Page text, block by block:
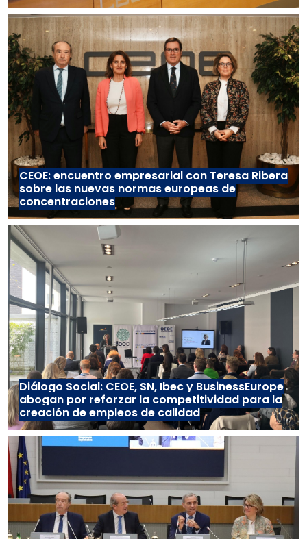
CEOE: encuentro empresarial con Teresa Ribera
sobre las nuevas normas europeas de
concentraciones
Diálogo Social: CEOE, SN, Ibec y BusinessEurope
abogan por reforzar la competitividad para la
creación de empleos de calidad